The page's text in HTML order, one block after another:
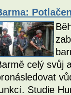
celý svůj
Studie